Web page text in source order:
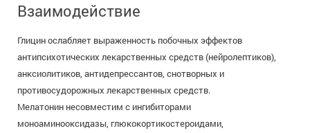
Взаимодействие
Глицин ослабляет выраженность побочных эффектов
антипсихотических лекарственных средств (нейролептиков),
анксиолитиков, антидепрессантов, снотворных и
противосудорожных лекарственных средств.
Мелатонин несовместим с ингибиторами
моноаминооксидазы, глюкокортикостероидами,